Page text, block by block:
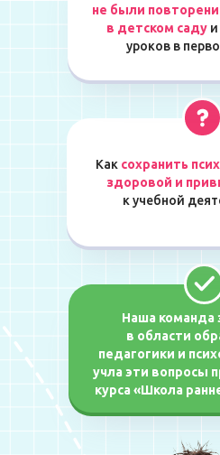
Наша команда
в области
педагогики и
учла эти вопросы
курса «Школа
Как сохранить
здоровой и
к учебной
не были
в детском саду
уроков в